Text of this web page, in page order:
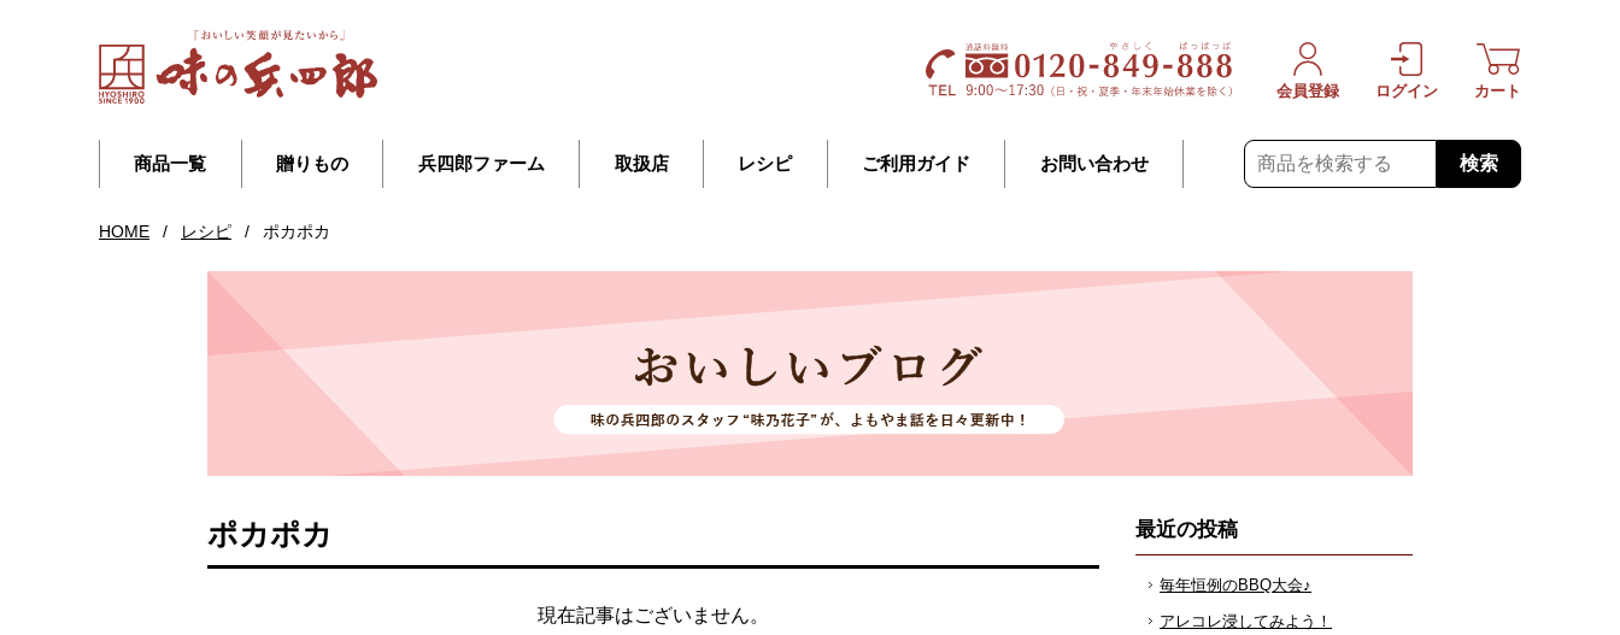
商品一覧 贈りもの 兵四郎ファーム 取扱店 レシピ ご利用ガイド お問い合わせ 検索
会員登録 ログイン カート
HOME / レシピ / ポカポカ
ポカポカ
現在記事はございません。
最近の投稿
毎年恒例のBBQ大会♪
アレコレ浸してみよう！